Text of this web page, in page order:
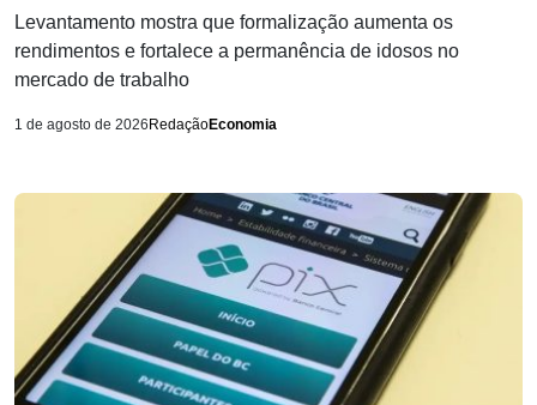
Levantamento mostra que formalização aumenta os
rendimentos e fortalece a permanência de idosos no
mercado de trabalho
1 de agosto de 2026 RedaçãoEconomia